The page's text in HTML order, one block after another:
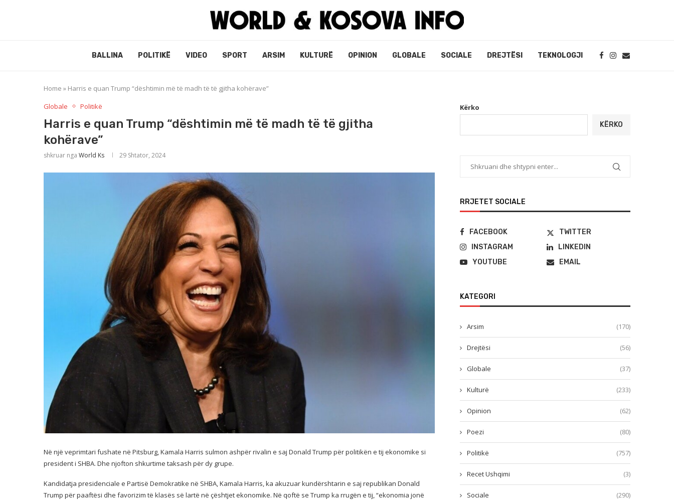
BALLINA POLITIKË VIDEO SPORT ARSIM KULTURË OPINION GLOBALE SOCIALE DREJTËSI TEKNOLOGJI
Home » Harris e quan Trump “dështimin më të madh të të gjitha kohërave”
Globale
Politikë
Harris e quan Trump “dështimin më të madh të të gjitha
kohërave”
shkruar nga World Ks 29 Shtator, 2024
Në një veprimtari fushate në Pitsburg, Kamala Harris sulmon ashpër rivalin e saj Donald Trump për politikën e tij ekonomike si
president i SHBA. Dhe njofton shkurtime taksash për dy grupe.
Kandidatja presidenciale e Partisë Demokratike në SHBA, Kamala Harris, ka akuzuar kundërshtarin e saj republikan Donald
Trump për paaftësi dhe favorizim të klasës së lartë në çështjet ekonomike. Në qoftë se Trump ka rrugën e tij, “ekonomia jonë
Kërko
KËRKO
RRJETET SOCIALE
FACEBOOK
TWITTER
INSTAGRAM
LINKEDIN
YOUTUBE
EMAIL
KATEGORI
Arsim (170)
Drejtësi (56)
Globale (37)
Kulturë (233)
Opinion (62)
Poezi (80)
Politikë (757)
Recet Ushqimi (3)
Sociale (290)